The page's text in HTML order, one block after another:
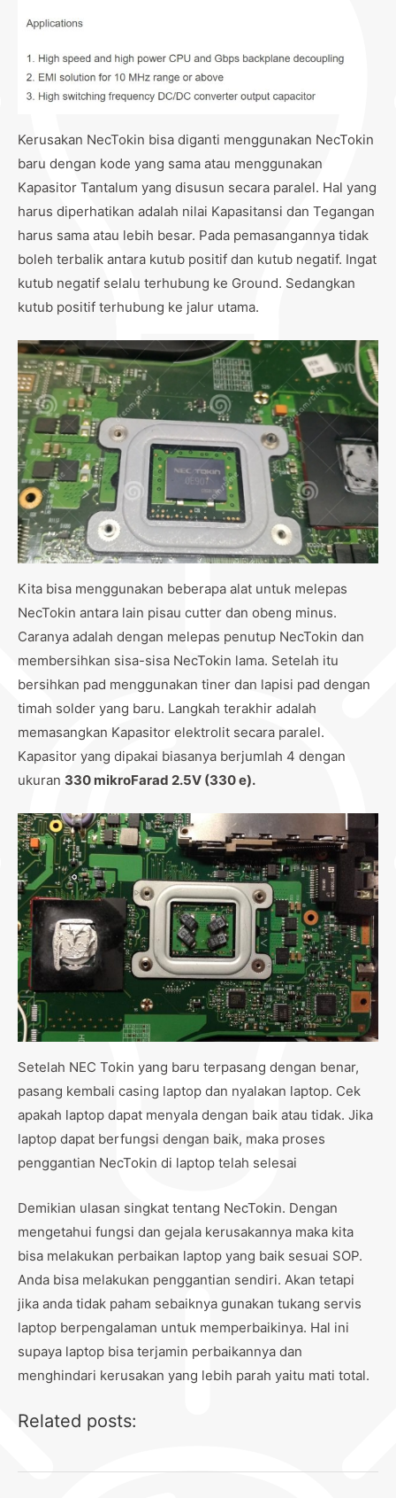
Kerusakan NecTokin bisa diganti menggunakan NecTokin
baru dengan kode yang sama atau menggunakan
Kapasitor Tantalum yang disusun secara paralel. Hal yang
harus diperhatikan adalah nilai Kapasitansi dan Tegangan
harus sama atau lebih besar. Pada pemasangannya tidak
boleh terbalik antara kutub positif dan kutub negatif. Ingat
kutub negatif selalu terhubung ke Ground. Sedangkan
kutub positif terhubung ke jalur utama.
Kita bisa menggunakan beberapa alat untuk melepas
NecTokin antara lain pisau cutter dan obeng minus.
Caranya adalah dengan melepas penutup NecTokin dan
membersihkan sisa-sisa NecTokin lama. Setelah itu
bersihkan pad menggunakan tiner dan lapisi pad dengan
timah solder yang baru. Langkah terakhir adalah
memasangkan Kapasitor elektrolit secara paralel.
Kapasitor yang dipakai biasanya berjumlah 4 dengan
ukuran 330 mikroFarad 2.5V (330 e).
Setelah NEC Tokin yang baru terpasang dengan benar,
pasang kembali casing laptop dan nyalakan laptop. Cek
apakah laptop dapat menyala dengan baik atau tidak. Jika
laptop dapat berfungsi dengan baik, maka proses
penggantian NecTokin di laptop telah selesai
Demikian ulasan singkat tentang NecTokin. Dengan
mengetahui fungsi dan gejala kerusakannya maka kita
bisa melakukan perbaikan laptop yang baik sesuai SOP.
Anda bisa melakukan penggantian sendiri. Akan tetapi
jika anda tidak paham sebaiknya gunakan tukang servis
laptop berpengalaman untuk memperbaikinya. Hal ini
supaya laptop bisa terjamin perbaikannya dan
menghindari kerusakan yang lebih parah yaitu mati total.
Related posts: